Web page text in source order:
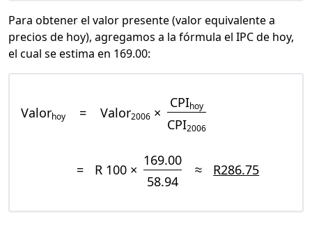
Para obtener el valor presente (valor equivalente a
precios de hoy), agregamos a la fórmula el IPC de hoy,
el cual se estima en 169.00:
Valorhoy = Valor2006 ×
CPIhoy
CPI2006
= R 100 ×
169.00
58.94
≈ R286.75